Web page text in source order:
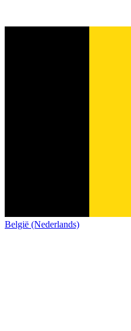
België (Nederlands)